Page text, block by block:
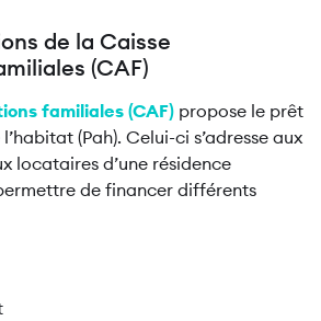
de la Caisse
(CAF)
familiales (CAF) propose le prêt
(Pah). Celui-ci s’adresse aux
locataires d’une résidence
de financer différents